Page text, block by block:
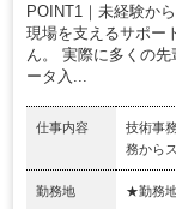
POINT1｜未経験か
現場を支えるサポー
ん。 実際に多くの
ータ入...
仕事内容
技術事
務から
勤務地 ★勤務